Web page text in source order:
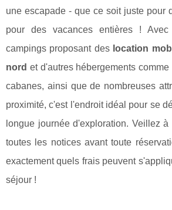
une escapade - que ce soit juste pour
pour des vacances entières ! Avec
campings proposant des location
nord et d'autres hébergements
cabanes, ainsi que de nombreuses
proximité, c'est l'endroit idéal pour se
longue journée d'exploration. Veillez
toutes les notices avant toute
exactement quels frais peuvent
séjour !